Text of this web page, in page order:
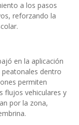
a los pasos
reforzando la
en la aplicación
peatonales dentro
permiten
flujos vehiculares y
por la zona,